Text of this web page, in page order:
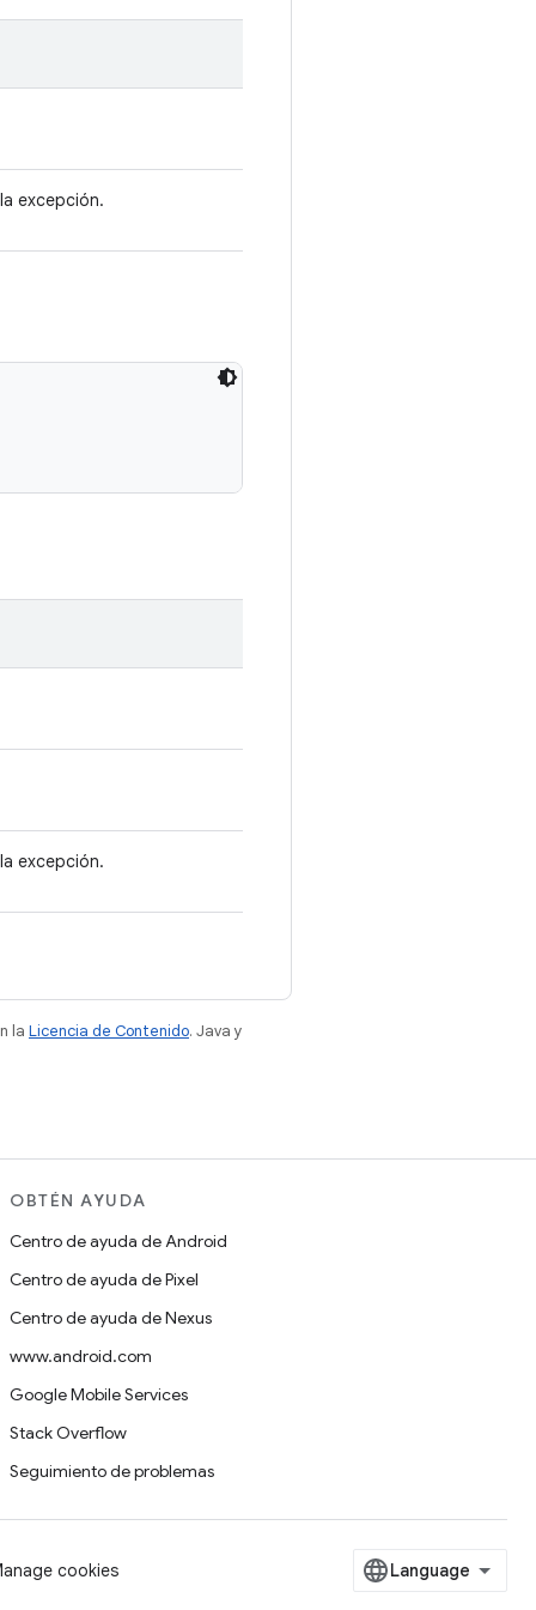
excepción.
excepción.
la Licencia de Contenido. Java y
OBTÉN AYUDA
Centro de ayuda de Android
Centro de ayuda de Pixel
Centro de ayuda de Nexus
www.android.com
Google Mobile Services
Stack Overflow
Seguimiento de problemas
cookies